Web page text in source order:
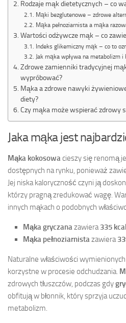
Rodzaje mąk dietetycznych – co
Mąki bezglutenowe – zdrowe
Mąka pełnoziarnista a mąka
Wartości odżywcze mąk – co
Indeks glikemiczny mąk – co to
Jak mąka wpływa na metabolizm
Zdrowe zamienniki tradycyjnej
wypróbować?
Mąka a zdrowe nawyki
diety?
Czy mąka może wspierać zdrowy
Jaka mąka jest
Mąka kokosowacieszy się renomą
dostępnych na rynku, ponieważ
Jej niska kaloryczność czyni ją
którzy pragną zredukować wagę.
innych mąkach o podobnych
Mąka gryczanazawiera335 kcal
Mąka pełnoziarnistazawiera
Naturalne właściwości
korzystne w procesie odchudzania.
zdrowych tłuszczów, podczas gdy
obfitują w błonnik, który sprzyja
metabolizm.